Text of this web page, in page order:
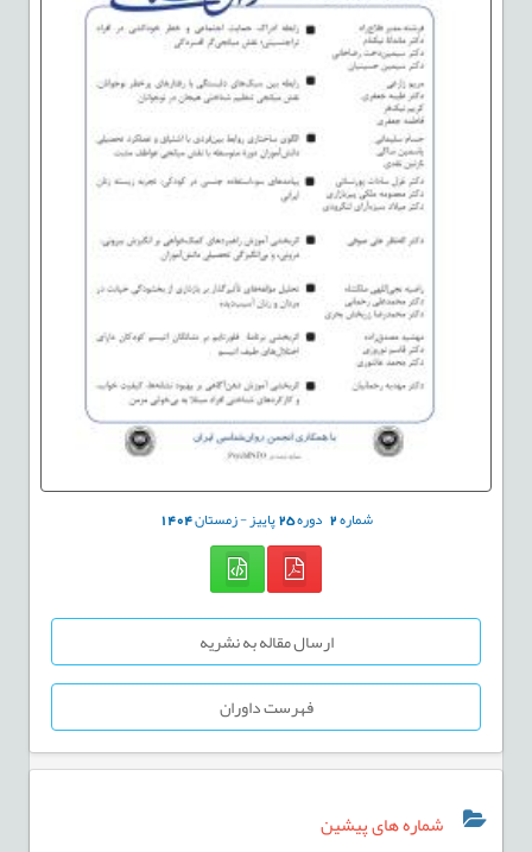
شماره2 دوره25پاییز - زمستان1404
ارسال مقاله به نشریه
فهرست داوران
شماره های پیشین